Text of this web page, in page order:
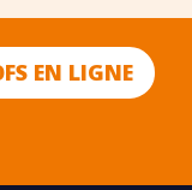
EN LIGNE